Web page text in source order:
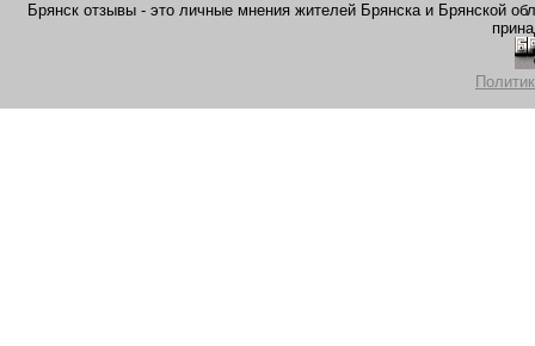
Брянск отзывы - это личные мнения жителей Брянска и Брянской